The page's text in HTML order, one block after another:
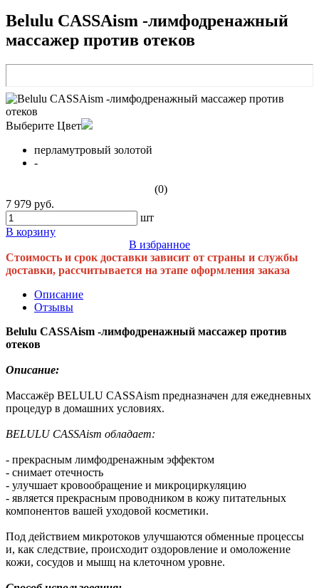
Belulu CASSAism -лимфодренажный
массажер против отеков
Выберите Цвет
перламутровый золотой
-
(0)
7 979 руб.
шт
В корзину
В избранное
Стоимость и срок доставки зависит от страны и службы
доставки, рассчитывается на этапе оформления заказа
Описание
Отзывы
Belulu CASSAism -лимфодренажный массажер против
отеков
Описание:
Массажёр BELULU CASSAism предназначен для ежедневных
процедур в домашних условиях.
BELULU CASSAism обладает:
- прекрасным лимфодренажным эффектом
- снимает отечность
- улучшает кровообращение и микроциркуляцию
- является прекрасным проводником в кожу питательных
компонентов вашей уходовой косметики.
Под действием микротоков улучшаются обменные процессы
и, как следствие, происходит оздоровление и омоложение
кожи, сосудов и мышц на клеточном уровне.